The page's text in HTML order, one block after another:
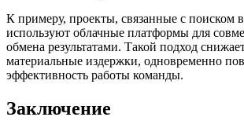
К примеру, проекты, связанные с поиском
используют облачные платформы для
обмена результатами. Такой подход
материальные издержки, одновременно
эффективность работы команды.
Заключение